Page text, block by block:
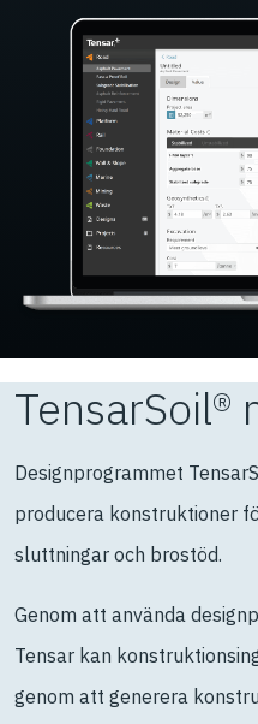
TensarSoil®
Designprogrammet
producera konstruktioner
sluttningar och brostöd.
Genom att använda
Tensar kan
genom att generera